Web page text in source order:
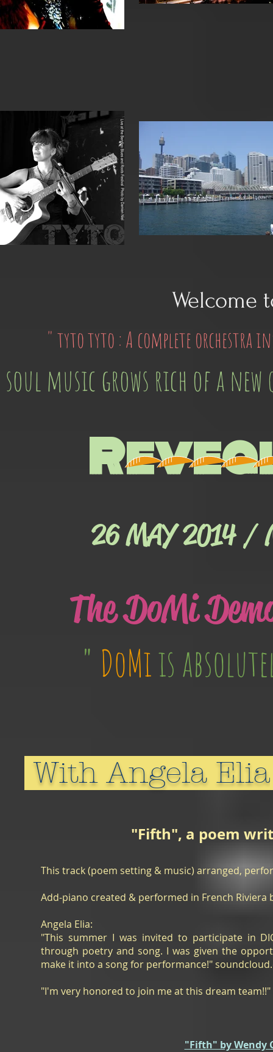
Welcome
" tyto tyto : A complete orchestra
music grows rich of a new
26 MAY 2014 /
The DoMi
" DoMiis
With Angela Elia
"Fifth", a poem
This track (poem setting & music) arranged,
Add-piano created & performed in French Riviera
Angela Elia:
"This summer I was invited to participate in
through poetry and song. I was given the
make it into a song for performance!"
"I'm very honored to join me at this dream team!!"
"Fifth" by Wendy